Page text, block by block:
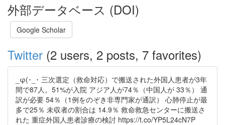
外部データベース (DOI)
Google Scholar
Twitter (2 users, 2 posts, 7 favorites)
_φ(･_･ 三次選定（救命対応）で搬送された外国人患者が3年
間で87人。51%が入院 アジア人が74％（中国人が 33％） 通
訳が必要 54％（1例をのぞき非専門家が通訳） 心肺停止が最
多で25％ 未収者の割合は 14.9％ 救命救急センターに搬送さ
れた 重症外国人患者診療の検討 https://t.co/YP5L24cN7P